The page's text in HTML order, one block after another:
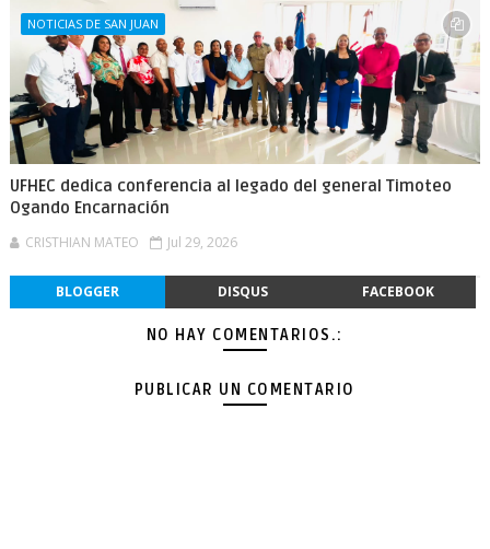
NOTICIAS DE SAN JUAN
UFHEC dedica conferencia al legado del general Timoteo
Ogando Encarnación
CRISTHIAN MATEO Jul 29, 2026
BLOGGER DISQUS FACEBOOK
NO HAY COMENTARIOS.:
PUBLICAR UN COMENTARIO